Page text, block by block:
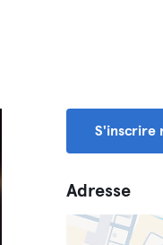
S'inscrire
Adresse